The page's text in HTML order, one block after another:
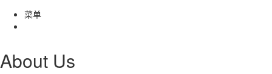
菜单
About Us